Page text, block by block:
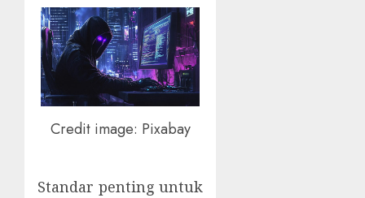
Credit image: Pixabay
Standar penting untuk